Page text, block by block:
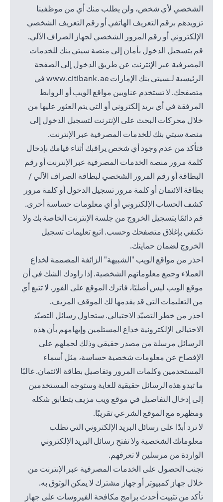
الشخصي لأي شخص، ولن يطلب منك أي من موظفينا
تزويدهم برقم التعريف الهاتفي أو رقم التعريف الشخصي
الإلكتروني أو رقم المرور الشخصي لجهاز الصراف الآلي.
قم بتسجيل الدخول بأمان إلى منصة سيتي بنك للخدمات
المصرفية عبر الإنترنت عن طريق الدخول إلى الصفحة
الرئيسية لـسيتي بنك الإمارات www.citibank.ae
(opens in a new tab)في
متصفحك. لا تستخدم عناويين مواقع الويب أو الروابط
المرفقة في أي بريد إلكتروني أو التي يتم العثور عليها من
خلال محركات البحث على الإنترنت لتسجيل الدخول إلى
منصة سيتي بنك للخدمات المصرفية عبر الإنترنت.
قتأكد من عدم وجود أي شخص يراقبك أثناء قيامك بإدخال
كلمة مرور منصة الخدمات المصرفية عبر الإنترنت أو رقم
البطاقة أو رقم المرور الشخصي لبطاقة الصراف الآلي /
بطاقة الائتمان أو كلمة مرور تسجيل الدخول أو كلمة مرور
كشف الحساب الإلكتروني أو أي معلومات حساسة أخرى.
قم دائمًا بتسجيل الخروج من جلسة الإنترنت الخاصة بك ولا
تكتفي بإغلاق متصفحك وحسب. اتبع تعليمات تسجيل
الخروج لضمان حمايتك.
احذر من مواقع الويب "الشبيهة" الزائفة المصممة لخداع
العملاء وجمع معلوماتهم الشخصية. إذا راودك الشك في أن
موقع الويب ليس أصليًا، فاترك الموقع على الفور. لا تتبع أي
من التعليمات التي قد يقدمها لك الموقف المزيف.
احذر من خطر التصيّد الاحتيالي. ستحاول رسائل التصيّد
الاحتيالي الإلكترونية خداع المستلمين وإيهامهم بأن هذه
الرسائل مرسلة من مصدر حقيقي وذلك لحملهم على
الإفصاح عن معلومات شخصية حساسة، مثل أسماء
المستخدمين وكلمات المرور وتفاصيل بطاقة الائتمان. غالبًا
ما تبدو هذه الرسائل حقيقية للغاية وستوجه المستخدمين
إلى إدخال التفاصيل في موقع ويب مزيف يتطابق شكله
ومظهره مع الموقع الشرعي تقريبًا.
لا ترد أبدًا على رسائل البريد الإلكتروني التي تطلب
معلوماتك الشخصية ولا تفتح رسائل البريد الإلكتروني
الواردة من مرسلين لا تعرفهم.
تجنب الحصول على الخدمات المصرفية عبر الإنترنت من
خلال جهاز كمبيوتر أو جهاز مشترك لا يمكن الوثوق به.
تأكد من تثبيت أحدث برامج مكافحة الفيروسات على جهاز